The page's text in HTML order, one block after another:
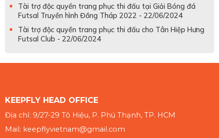
Tài trợ độc quyền trang phục thi đấu tại Giải Bóng đá
Futsal Truyền hình Đồng Tháp 2022 - 22/06/2024
Tài trợ độc quyền trang phục thi đấu cho Tân Hiệp Hưng
Futsal Club - 22/06/2024
KEEPFLY HEAD OFFICE
Địa chỉ: 9/27-29 Tô Hiệu, P. Phú Thạnh, TP. HCM
Mail: keepflyvietnam@gmail.com